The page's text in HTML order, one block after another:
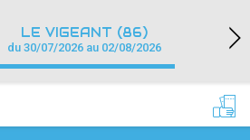
LE VIGEANT (86)
du 30/07/2026 au 02/08/2026